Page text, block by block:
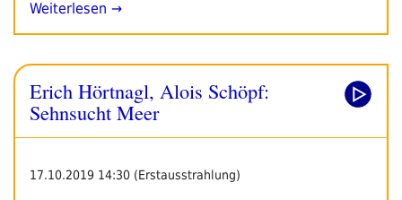
Weiterlesen →
Erich Hörtnagl, Alois Schöpf:
Sehnsucht Meer
17.10.2019 14:30 (Erstausstrahlung)